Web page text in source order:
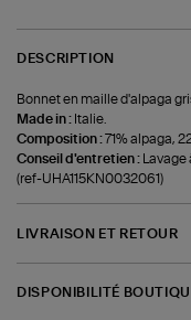
DESCRIPTION
Bonnet en maille d'alpaga
Made in : Italie.
Composition :71% alpaga,
Conseil d'entretien :
Lavage
(ref-UHA115KN0032061)
LIVRAISON ET RETOUR
DISPONIBILITÉ